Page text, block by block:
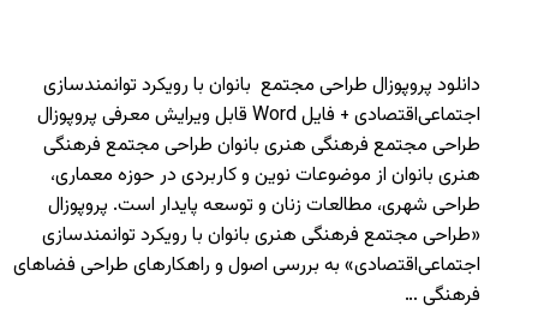
دانلود پروپوزال طراحی مجتمع بانوان با رویکرد توانمندسازی
اجتماعی‌اقتصادی + فایل Word قابل ویرایش معرفی پروپوزال
طراحی مجتمع فرهنگی‌ هنری بانوان طراحی مجتمع فرهنگی‌
هنری بانوان از موضوعات نوین و کاربردی در حوزه معماری،
طراحی شهری، مطالعات زنان و توسعه پایدار است. پروپوزال
«طراحی مجتمع فرهنگی‌ هنری بانوان با رویکرد توانمندسازی
اجتماعی‌اقتصادی» به بررسی اصول و راهکارهای طراحی فضاهای
فرهنگی …